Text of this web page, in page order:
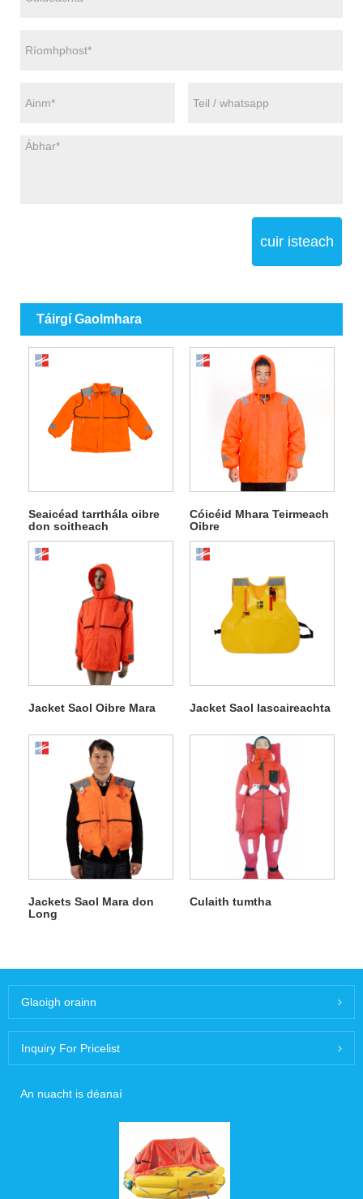
cuir isteach
Táirgí Gaolmhara
Seaicéad tarrthála oibre
don soitheach
iascaireachta
Cóicéid Mhara Teirmeach
Oibre
Jacket Saol Oibre Mara Jacket Saol Iascaireachta
Jackets Saol Mara don
Long
Culaith tumtha
Glaoigh orainn
Inquiry For Pricelist
An nuacht is déanaí